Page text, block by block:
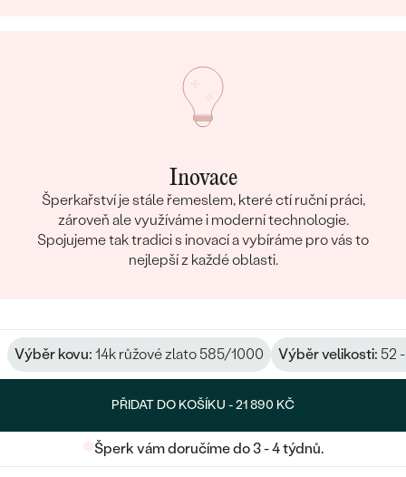
Inovace
Šperkařství je stále řemeslem, které ctí ruční práci,
zároveň ale využíváme i moderní technologie.
Spojujeme tak tradici s inovací a vybíráme pro vás to
nejlepší z každé oblasti.
Výběr kovu: 14k růžové zlato 585/1000 Výběr velikosti: 52
PŘIDAT DO KOŠÍKU -21 890 KČ
Šperk vám doručíme do 3 - 4 týdnů.